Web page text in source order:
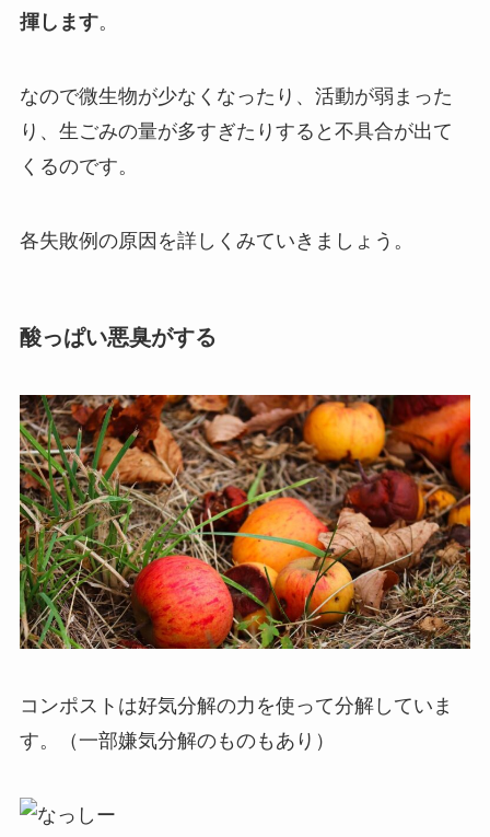
揮します。
なので微生物が少なくなったり、活動が弱まった
り、生ごみの量が多すぎたりすると不具合が出て
くるのです。
各失敗例の原因を詳しくみていきましょう。
酸っぱい悪臭がする
コンポストは好気分解の力を使って分解していま
す。（一部嫌気分解のものもあり）